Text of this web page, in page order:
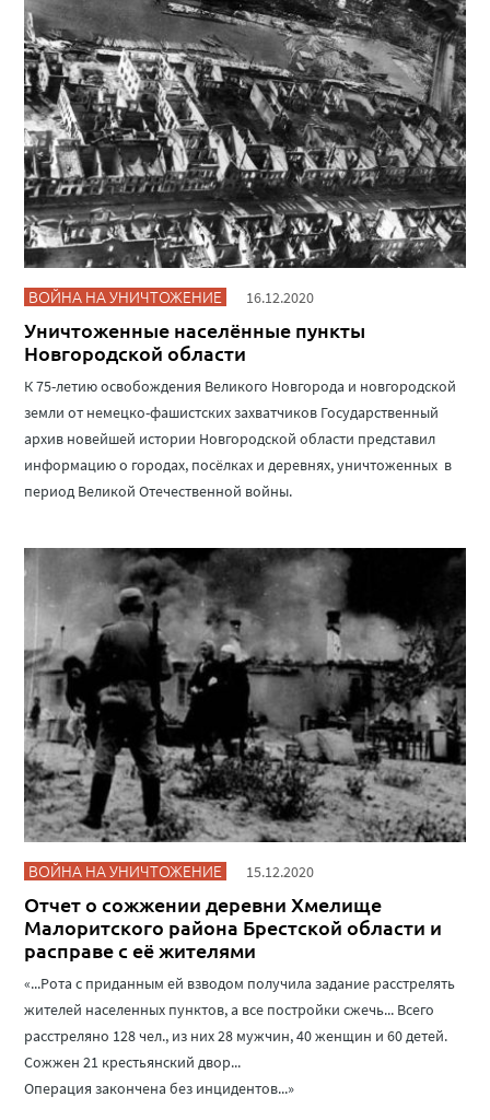
ВОЙНА НА УНИЧТОЖЕНИЕ 16.12.2020
Уничтоженные населённые пункты
Новгородской области
К 75-летию освобождения Великого Новгорода и новгородской
земли от немецко-фашистских захватчиков Государственный
архив новейшей истории Новгородской области представил
информацию о городах, посёлках и деревнях, уничтоженных в
период Великой Отечественной войны.
ВОЙНА НА УНИЧТОЖЕНИЕ 15.12.2020
Отчет о сожжении деревни Хмелище
Малоритского района Брестской области и
расправе с её жителями
«...Рота с приданным ей взводом получила задание расстрелять
жителей населенных пунктов, а все постройки сжечь... Всего
расстреляно 128 чел., из них 28 мужчин, 40 женщин и 60 детей.
Сожжен 21 крестьянский двор...
Операция закончена без инцидентов...»